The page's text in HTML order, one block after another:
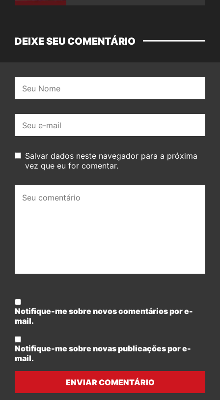
DEIXE SEU COMENTÁRIO
mail:
Salvar dados neste navegador para a próxima
vez que eu for comentar.
comentário:
Notifique-me sobre novos comentários por e-
mail.
Notifique-me sobre novas publicações por e-
mail.
ENVIAR COMENTÁRIO